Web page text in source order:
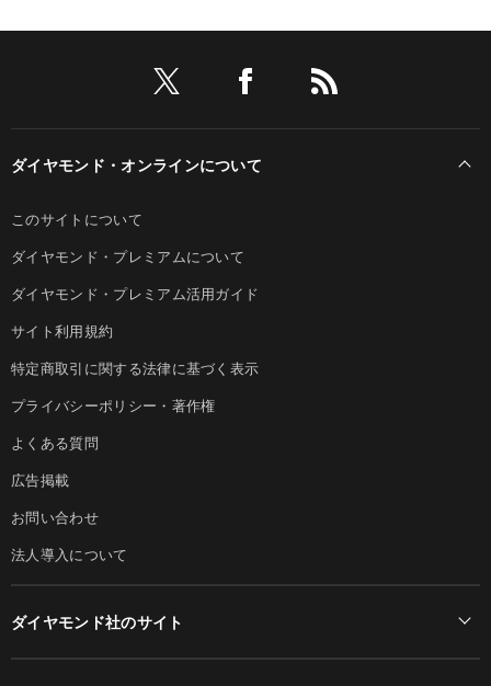
ダイヤモンド・オンラインについて
このサイトについて
ダイヤモンド・プレミアムについて
ダイヤモンド・プレミアム活用ガイド
サイト利用規約
特定商取引に関する法律に基づく表示
プライバシーポリシー・著作権
よくある質問
広告掲載
お問い合わせ
法人導入について
ダイヤモンド社のサイト